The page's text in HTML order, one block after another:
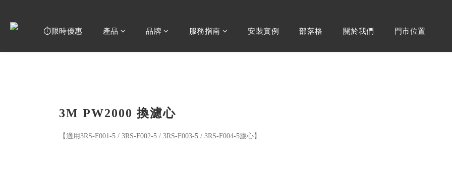
⏱️限時優惠 產品 品牌 服務指南 安裝實例 部落格 關於我們 門市位置
3M PW2000 換濾心
【適用3RS-F001-5 / 3RS-F002-5 / 3RS-F003-5 / 3RS-F004-5濾心】